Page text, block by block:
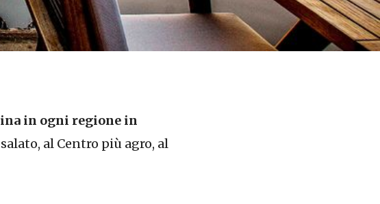
in ogni regione in
al Centro più agro, al